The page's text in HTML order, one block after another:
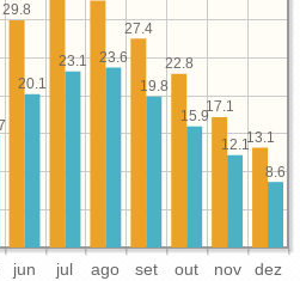
jun jul ago set out nov dez
13.1
17.1
22.8
27.4
29.8
8.6
12.1
15.9
19.8
23.6
23.1
20.1